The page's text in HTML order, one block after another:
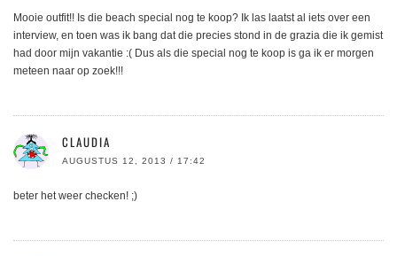
Mooie outfit!! Is die beach special nog te koop? Ik las laatst al iets over een
interview, en toen was ik bang dat die precies stond in de grazia die ik gemist
had door mijn vakantie :( Dus als die special nog te koop is ga ik er morgen
meteen naar op zoek!!!
CLAUDIA
AUGUSTUS 12, 2013 / 17:42
beter het weer checken! ;)